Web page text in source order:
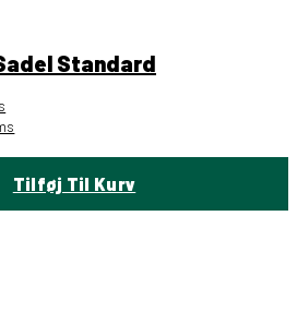
Standard
Tilføj Til Kurv